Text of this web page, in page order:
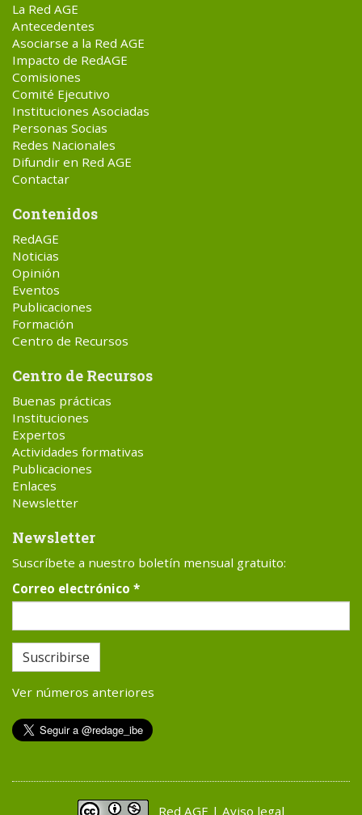
La Red AGE
Antecedentes
Asociarse a la Red AGE
Impacto de RedAGE
Comisiones
Comité Ejecutivo
Instituciones Asociadas
Personas Socias
Redes Nacionales
Difundir en Red AGE
Contactar
Contenidos
RedAGE
Noticias
Opinión
Eventos
Publicaciones
Formación
Centro de Recursos
Centro de Recursos
Buenas prácticas
Instituciones
Expertos
Actividades formativas
Publicaciones
Enlaces
Newsletter
Newsletter
Suscríbete a nuestro boletín mensual gratuito:
Correo electrónico *
Suscribirse
Ver números anteriores
Red AGE | Aviso legal